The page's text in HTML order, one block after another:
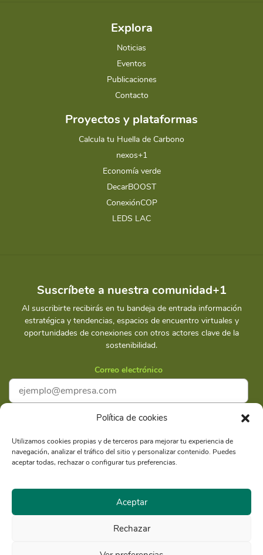
Política de cookies
Utilizamos cookies propias y de terceros para mejorar tu experiencia de
navegación, analizar el tráfico del sitio y personalizar contenido. Puedes
aceptar todas, rechazar o configurar tus preferencias.
Aceptar
Rechazar
Explora
Noticias
Eventos
Publicaciones
Contacto
Proyectos y plataformas
Calcula tu Huella de Carbono
nexos+1
Economía verde
DecarBOOST
ConexiónCOP
LEDS LAC
Suscríbete a nuestra comunidad+1
Al suscribirte recibirás en tu bandeja de entrada información
estratégica y tendencias, espacios de encuentro virtuales y
oportunidades de conexiones con otros actores clave de la
sostenibilidad.
Correo electrónico
Suscríbete
Razón Social: Libélula Comunicación Ambiente y